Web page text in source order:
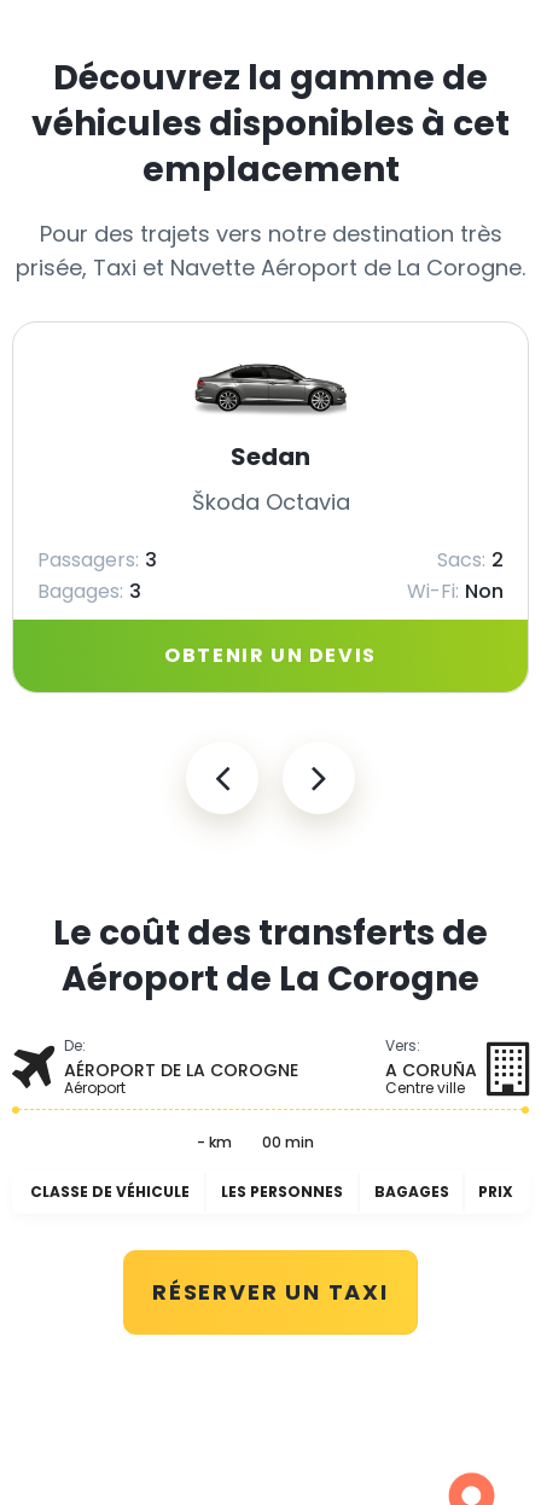
Découvrez la gamme de
véhicules disponibles à cet
emplacement
Pour des trajets vers notre destination très
prisée, Taxi et Navette Aéroport de La Corogne.
Sedan
Škoda Octavia
Passagers: 3 Sacs: 2
Bagages: 3 Wi-Fi: Non
OBTENIR UN DEVIS
Le coût des transferts de
Aéroport de La Corogne
De:
AÉROPORT DE LA COROGNE
Aéroport
Vers:
A CORUÑA
Centre ville
- km 00 min
CLASSE DE VÉHICULE LES PERSONNES BAGAGES PRIX
RÉSERVER UN TAXI